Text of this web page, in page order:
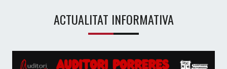
ACTUALITAT INFORMATIVA